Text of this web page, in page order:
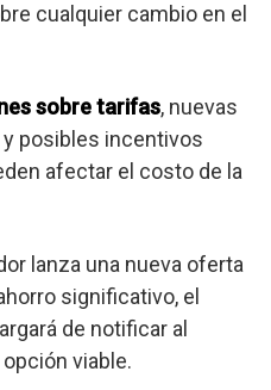
cualquier cambio en el
sobre tarifas, nuevas
posibles incentivos
afectar el costo de la
lanza una nueva oferta
significativo, el
de notificar al
viable.